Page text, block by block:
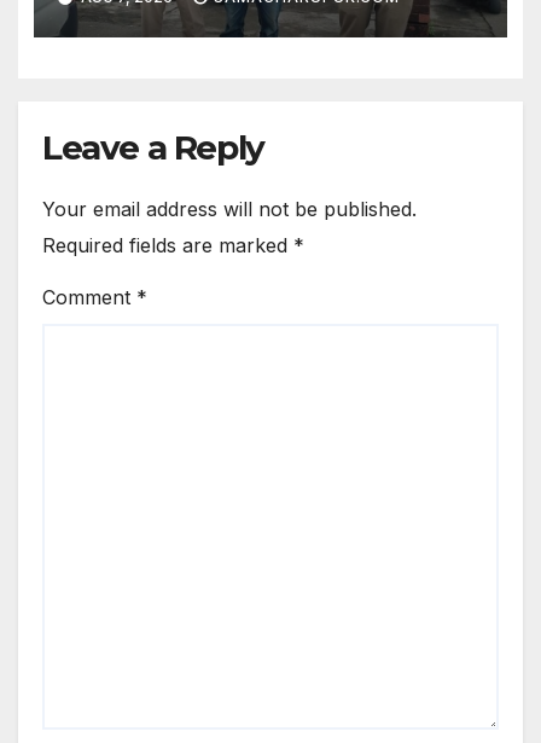
Leave a Reply
Your email address will not be published.
Required fields are marked *
Comment *